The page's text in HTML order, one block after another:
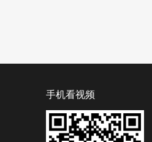
手机看视频